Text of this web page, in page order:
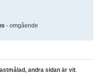
- omgående
andra sidan är vit.